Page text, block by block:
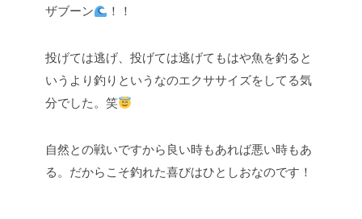
ザブーン ！！
投げては逃げ、投げては逃げてもはや魚を釣ると
いうより釣りというなのエクササイズをしてる気
分でした。笑
自然との戦いですから良い時もあれば悪い時もあ
る。だからこそ釣れた喜びはひとしおなのです！